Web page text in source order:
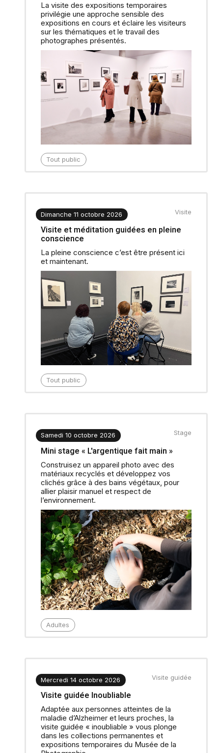
La visite des expositions temporaires
privilégie une approche sensible des
expositions en cours et éclaire les visiteurs
sur les thématiques et le travail des
photographes présentés.
Tout public
Dimanche 11 octobre 2026
Visite et méditation guidées en pleine
conscience
La pleine conscience c’est être présent ici
et maintenant.
Visite
Tout public
Samedi 10 octobre 2026
Mini stage « L'argentique fait main »
Construisez un appareil photo avec des
matériaux recyclés et développez vos
clichés grâce à des bains végétaux, pour
allier plaisir manuel et respect de
l’environnement.
Stage
Adultes
Mercredi 14 octobre 2026
Visite guidée Inoubliable
Adaptée aux personnes atteintes de la
maladie d’Alzheimer et leurs proches, la
visite guidée « inoubliable » vous plonge
dans les collections permanentes et
expositions temporaires du Musée de la
Visite guidée